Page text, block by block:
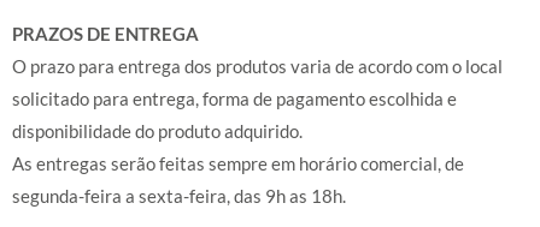
PRAZOS DE ENTREGA
O prazo para entrega dos produtos varia de acordo com o local
solicitado para entrega, forma de pagamento escolhida e
disponibilidade do produto adquirido.
As entregas serão feitas sempre em horário comercial, de
segunda-feira a sexta-feira, das 9h as 18h.